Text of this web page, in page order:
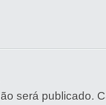
será publicado.